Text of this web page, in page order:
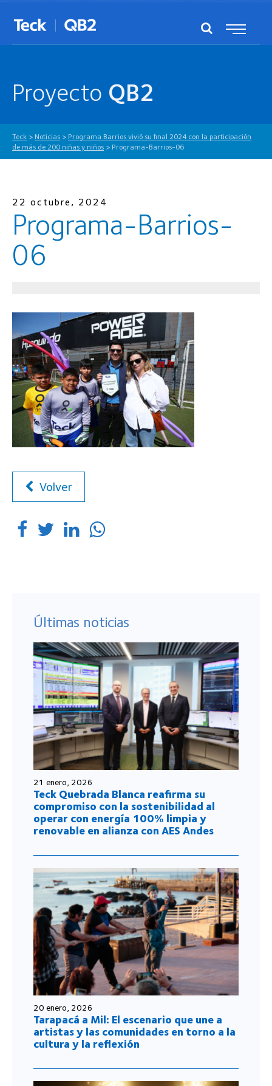
Proyecto QB2
Teck > Noticias > Programa Barrios vivió su final 2024 con la participación
de más de 200 niñas y niños > Programa-Barrios-06
22 octubre, 2024
Programa-Barrios-
06
Volver
Últimas noticias
21 enero, 2026
Teck Quebrada Blanca reafirma su
compromiso con la sostenibilidad al
operar con energía 100% limpia y
renovable en alianza con AES Andes
20 enero, 2026
Tarapacá a Mil: El escenario que une a
artistas y las comunidades en torno a la
cultura y la reflexión